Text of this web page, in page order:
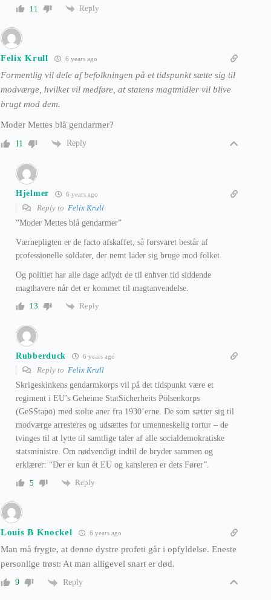
11
Reply
Felix Krull 6 years ago
Formentlig vil dele af befolkningen på et tidspunkt sætte sig til
modværge, hvilket vil medføre, at statens magtmidler vil blive
brugt mod dem.
Moder Mettes blå gendarmer?
11 Reply
Hjelmer 6 years ago
Reply to Felix Krull
“Moder Mettes blå gendarmer”
Værnepligten er de facto afskaffet, så forsvaret består af
professionelle soldater, der nemt lader sig bruge mod folket.
Og politiet har alle dage adlydt de til enhver tid siddende
magthavere når det er kommet til magtanvendelse.
13
Reply
Rubberduck 6 years ago
Reply to Felix Krull
Skrigeskinkens gendarmkorps vil på det tidspunkt være et
regiment i EU’s Geheime StatSicherheits Pölsenkorps
(GeSStapö) med stolte aner fra 1930’erne. De som sætter sig til
modværge arresteres og udsættes for umenneskelig tortur – de
tvinges til at lytte til samtlige taler af alle socialdemokratiske
statsministre. Om nødvendigt indtil de bryder sammen og
erklærer: “Der er kun ét EU og kansleren er dets Fører”.
5
Reply
Louis B Knockel 6 years ago
Man må frygte, at denne dystre profeti går i opfyldelse. Eneste
personlige trøst: At man alligevel snart er død.
9 Reply